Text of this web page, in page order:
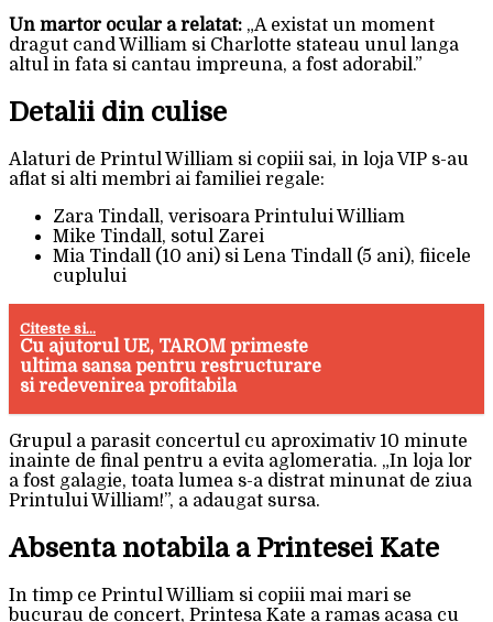
Un martor ocular a relatat: „A existat un moment
dragut cand William si Charlotte stateau unul langa
altul in fata si cantau impreuna, a fost adorabil.”
Detalii din culise
Alaturi de Printul William si copiii sai, in loja VIP s-au
aflat si alti membri ai familiei regale:
Zara Tindall, verisoara Printului William
Mike Tindall, sotul Zarei
Mia Tindall (10 ani) si Lena Tindall (5 ani), fiicele
cuplului
Citeste si...
Cu ajutorul UE, TAROM primeste
ultima sansa pentru restructurare
si redevenirea profitabila
Grupul a parasit concertul cu aproximativ 10 minute
inainte de final pentru a evita aglomeratia. „In loja lor
a fost galagie, toata lumea s-a distrat minunat de ziua
Printului William!”, a adaugat sursa.
Absenta notabila a Printesei Kate
In timp ce Printul William si copiii mai mari se
bucurau de concert, Printesa Kate a ramas acasa cu